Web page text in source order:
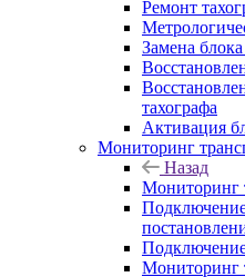
Ремонт
Замена
тахографа
Активация
Мониторинг
Назад
Мониторинг
Мониторинг